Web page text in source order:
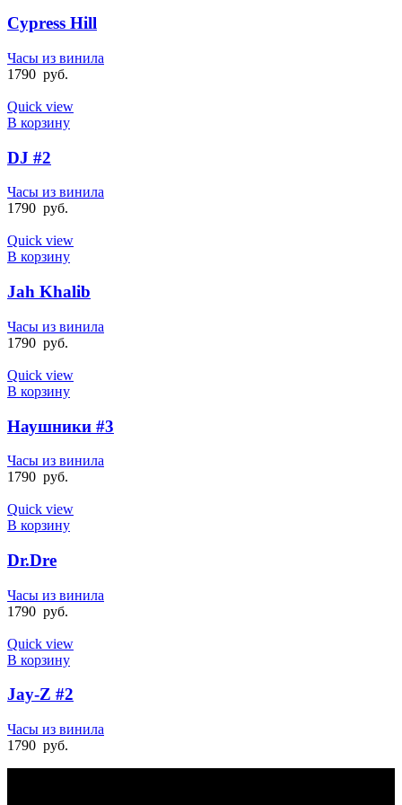
Cypress Hill
Часы из винила
1790 руб.
Quick view
В корзину
DJ #2
Часы из винила
1790 руб.
Quick view
В корзину
Jah Khalib
Часы из винила
1790 руб.
Quick view
В корзину
Наушники #3
Часы из винила
1790 руб.
Quick view
В корзину
Dr.Dre
Часы из винила
1790 руб.
Quick view
В корзину
Jay-Z #2
Часы из винила
1790 руб.